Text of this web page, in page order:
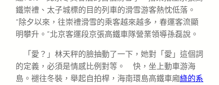
鐵崇禮、太子城標的目的列車的滑雪游客熱忱低落。
“除夕以來，往崇禮滑雪的乘客越來越多，春運客流顯
明攀升。”北京客運段京張高鐵車隊營業領導孫磊說。
「愛？」林天秤的臉抽動了一下，她對「愛」這個詞
的定義，必須是情感比例對等。 快，坐上動車游海
島。褪往冬裝，舉起自拍桿，海南環島高鐵車廂綠的系